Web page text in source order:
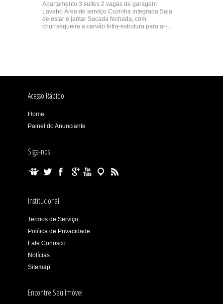
Apartamento 3 suítes 2 vagas de garagem
Lavabo Área de serviço Cozinha integrada Sala
de estar e jantar Sacada fechada, com
churrasqueira a carvão Infra-estrutura para ar-...
Acesso Rápido
Home
Painel do Anunciante
Siga-nos
Institucional
Termos de Serviço
Política de Privacidade
Fale Conosco
Notícias
Sitemap
Encontre Seu Imóvel